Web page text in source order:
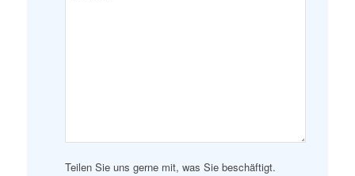
Teilen Sie uns gerne mit, was Sie beschäftigt.